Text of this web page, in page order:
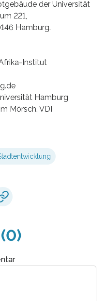
der Universität
221,
Hamburg.
Institut
Hamburg
Mörsch, VDI